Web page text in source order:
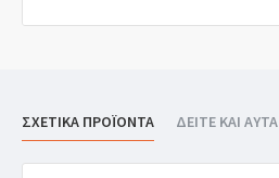
ΣΧΕΤΙΚΑ ΠΡΟΪΟΝΤΑ ΔΕΙΤΕ ΚΑΙ ΑΥΤΑ